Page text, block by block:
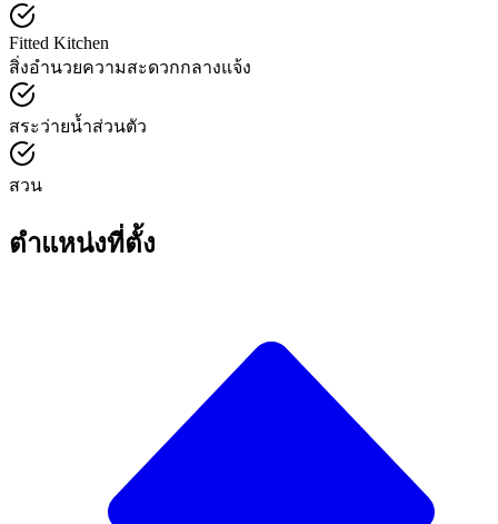
Fitted Kitchen
สิ่งอำนวยความสะดวกกลางแจ้ง
สระว่ายน้ำส่วนตัว
สวน
ตำแหน่งที่ตั้ง